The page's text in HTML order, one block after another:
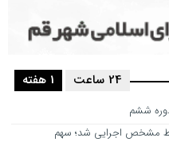
1 هفته 24 ساعت
ششم
مشخص اجرایی شد؛ سهم